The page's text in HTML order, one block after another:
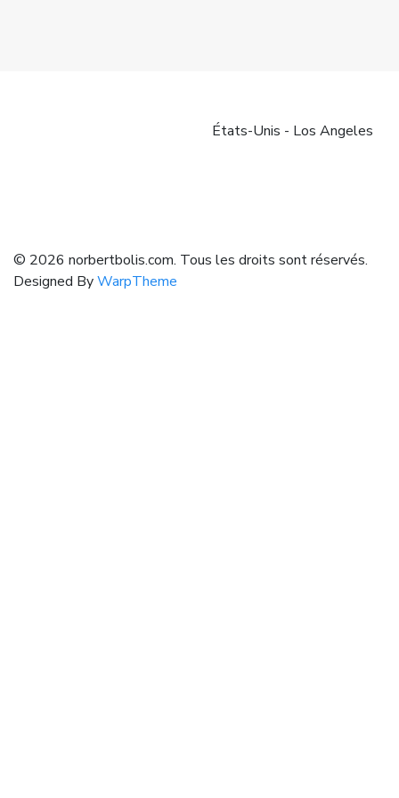
États-Unis - Los Angeles
© 2026 norbertbolis.com. Tous les droits sont réservés.
Designed ByWarpTheme